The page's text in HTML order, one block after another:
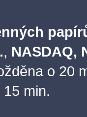
, NASDAQ,
o 20
min.